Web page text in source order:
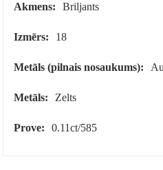
Akmens: Briljants
Izmērs: 18
Metāls (pilnais nosaukums): Au
Metāls: Zelts
Prove: 0.11ct/585